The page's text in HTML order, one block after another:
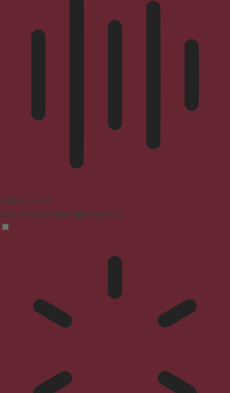
Blindness Mode
Reduces distractions, improves focus